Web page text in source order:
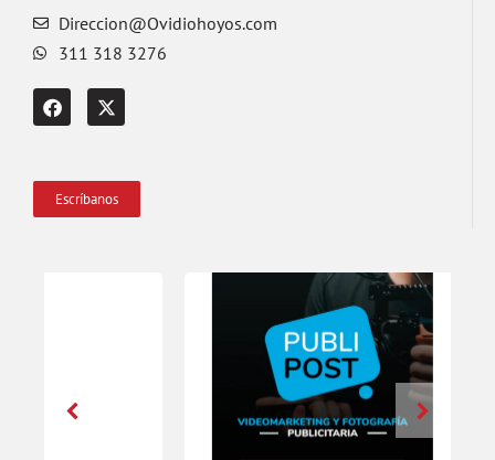
Direccion@Ovidiohoyos.com
311 318 3276
Escríbanos